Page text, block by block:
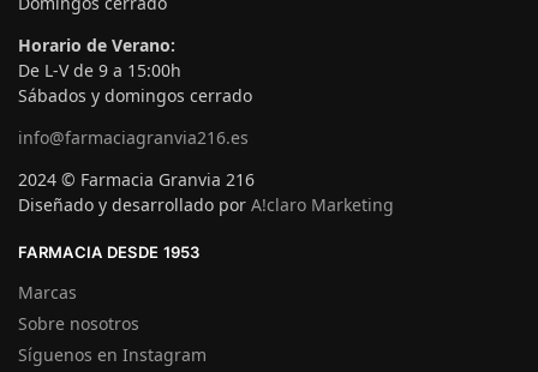
Horario de Verano:
De L-V de 9 a 15:00h
Sábados y domingos cerrado
info@farmaciagranvia216.es
2024 © Farmacia Granvia 216
Diseñado y desarrollado por A!claro Marketing
FARMACIA DESDE 1953
Marcas
Sobre nosotros
Síguenos en Instagram